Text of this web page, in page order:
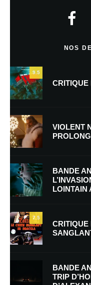
Nom*
E-mail*
Enregistrer mon nom,
mon prochain commentaire.
Prévenez-moi de tous les
NOS
9.5
CRITIQUE
VIOLENT
BANDE
LOINTAIN
7.5
CRITIQUE
BANDE
TRIP